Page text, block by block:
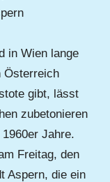
in Wien lange
Österreich
gibt, lässt
zubetonieren
Jahre.
Freitag, den
Aspern, die ein